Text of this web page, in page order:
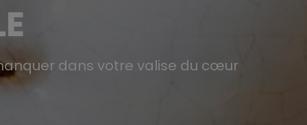
dans votre valise du cœur